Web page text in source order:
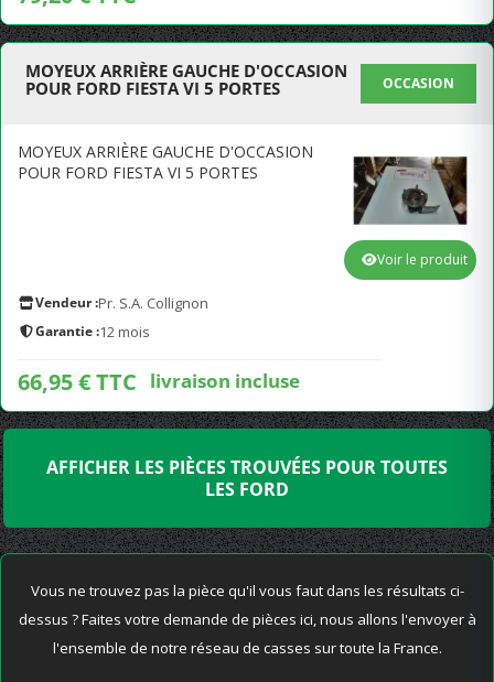
MOYEUX ARRIÈRE GAUCHE D'OCCASION
POUR FORD FIESTA VI 5 PORTES
OCCASION
MOYEUX ARRIÈRE GAUCHE D'OCCASION
POUR FORD FIESTA VI 5 PORTES
Vendeur :Pr. S.A. Collignon
Garantie :12 mois
66,95 € TTC livraison incluse
Voir le produit
AFFICHER LES PIÈCES TROUVÉES POUR TOUTES
LES FORD
Vous ne trouvez pas la pièce qu'il vous faut dans les résultats ci-
dessus ? Faites votre demande de pièces ici, nous allons l'envoyer à
l'ensemble de notre réseau de casses sur toute la France.